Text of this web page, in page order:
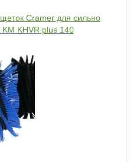
Cramer для сильно
KHVR plus 140